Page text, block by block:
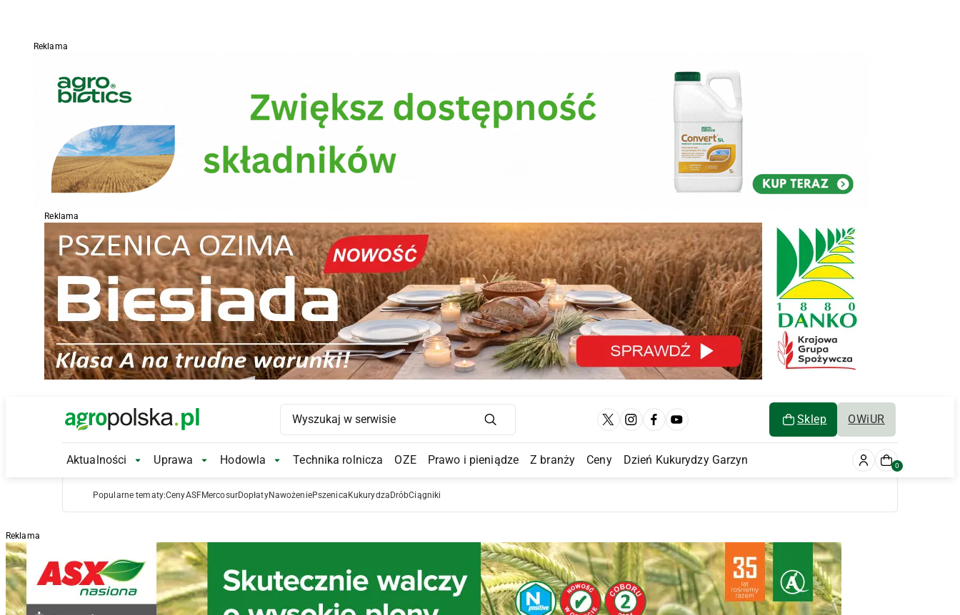
Reklama
Reklama
Main Logo Sklep OWiUR
Main Navigation
Aktualności Aktualności Submenu
Uprawa Uprawa Submenu
Hodowla Hodowla Submenu
Technika rolnicza OZE Prawo i pieniądze Z branży Ceny Dzień Kukurydzy Garzyn 0
Popularne tematy:CenyASFMercosurDopłatyNawożeniePszenica Kukurydza DróbCiągniki
Reklama